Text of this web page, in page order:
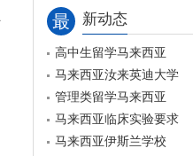
最 新动态
高中生留学马来西亚
马来西亚汝来英迪大学
管理类留学马来西亚
马来西亚临床实验要求
马来西亚伊斯兰学校